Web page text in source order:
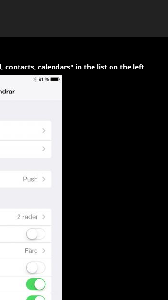
contacts, calendars" in the list on the left